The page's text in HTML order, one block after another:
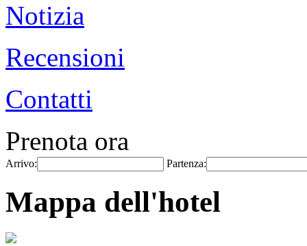
Notizia
Recensioni
Contatti
Prenota ora
Arrivo: Partenza:
Mappa dell'hotel